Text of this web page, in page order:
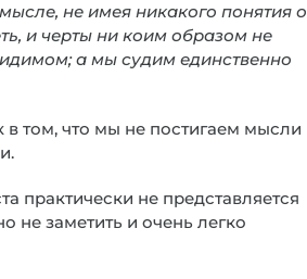
не имея никакого понятия о
и черты ни коим образом не
а мы судим единственно
в том, что мы не постигаем мысли
практически не представляется
не заметить и очень легко